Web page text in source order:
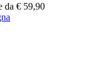
da € 59,90